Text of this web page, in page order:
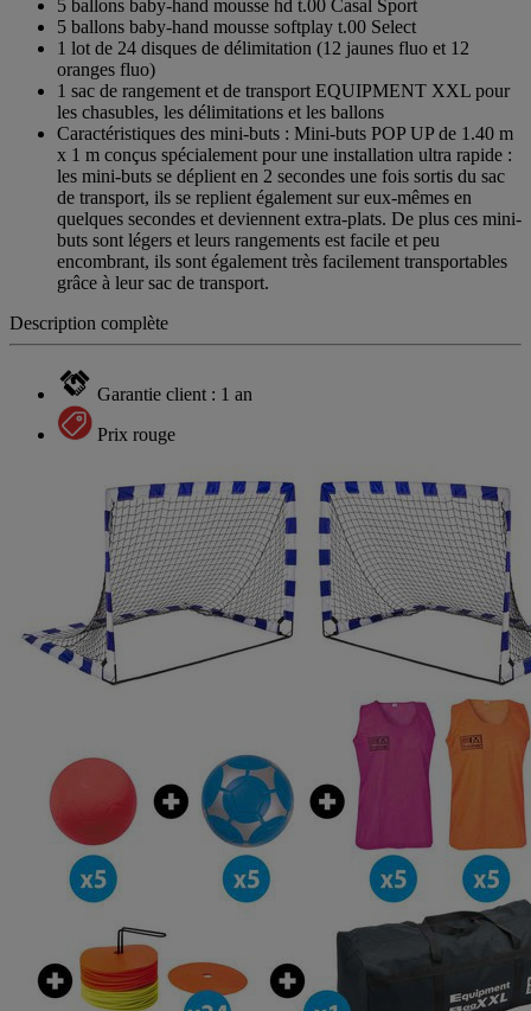
5 ballons baby-hand mousse hd t.00 Casal Sport
5 ballons baby-hand mousse softplay t.00 Select
1 lot de 24 disques de délimitation (12 jaunes fluo et 12
oranges fluo)
1 sac de rangement et de transport EQUIPMENT XXL pour
les chasubles, les délimitations et les ballons
Caractéristiques des mini-buts : Mini-buts POP UP de 1.40 m
x 1 m conçus spécialement pour une installation ultra rapide :
les mini-buts se déplient en 2 secondes une fois sortis du sac
de transport, ils se replient également sur eux-mêmes en
quelques secondes et deviennent extra-plats. De plus ces mini-
buts sont légers et leurs rangements est facile et peu
encombrant, ils sont également très facilement transportables
grâce à leur sac de transport.
Description complète
Garantie client : 1 an
Prix rouge